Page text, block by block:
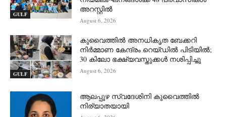
GULF
അറസ്റ്റിൽ
August 6, 2026
GULF
കുവൈത്തിൽ അനധികൃത ബേക്കറി
നിർമ്മാണ കേന്ദ്രം റെയ്ഡിൽ പിടിയിൽ;
30 കിലോ ഭക്ഷ്യവസ്തുക്കൾ നശിപ്പിച്ചു
August 6, 2026
ആലപ്പുഴ സ്വദേശിനി കുവൈത്തിൽ
നിര്യാതയായി